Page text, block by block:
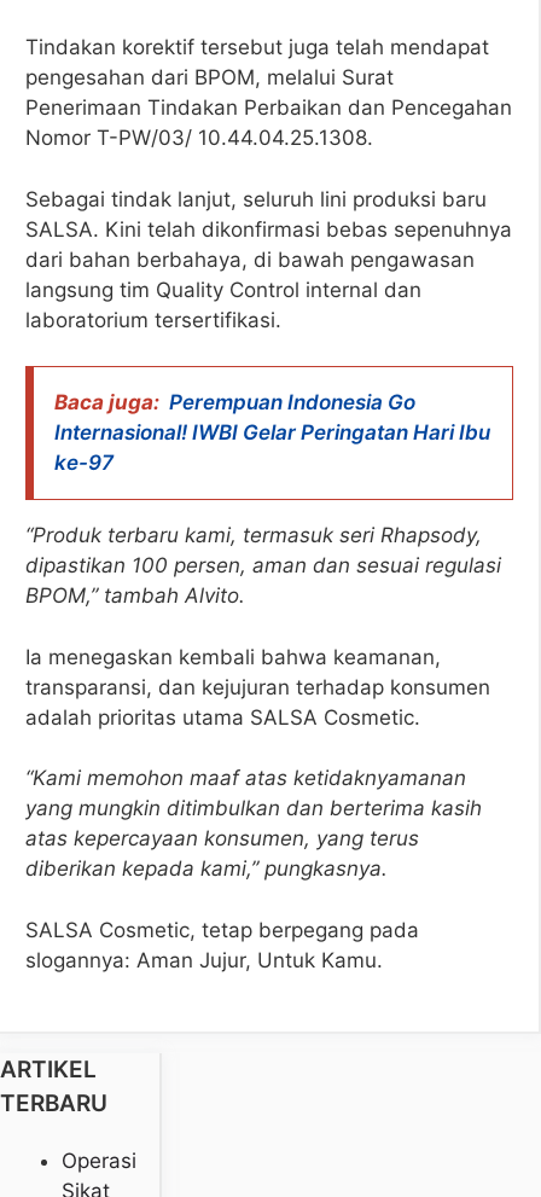
Tindakan korektif tersebut juga telah mendapat
pengesahan dari BPOM, melalui Surat
Penerimaan Tindakan Perbaikan dan Pencegahan
Nomor T-PW/03/ 10.44.04.25.1308.
Sebagai tindak lanjut, seluruh lini produksi baru
SALSA. Kini telah dikonfirmasi bebas sepenuhnya
dari bahan berbahaya, di bawah pengawasan
langsung tim Quality Control internal dan
laboratorium tersertifikasi.
Baca juga: Perempuan Indonesia Go
Internasional! IWBI Gelar Peringatan Hari Ibu
ke-97
“Produk terbaru kami, termasuk seri Rhapsody,
dipastikan 100 persen, aman dan sesuai regulasi
BPOM,” tambah Alvito.
Ia menegaskan kembali bahwa keamanan,
transparansi, dan kejujuran terhadap konsumen
adalah prioritas utama SALSA Cosmetic.
“Kami memohon maaf atas ketidaknyamanan
yang mungkin ditimbulkan dan berterima kasih
atas kepercayaan konsumen, yang terus
diberikan kepada kami,” pungkasnya.
SALSA Cosmetic, tetap berpegang pada
slogannya: Aman Jujur, Untuk Kamu.
ARTIKEL
TERBARU
Operasi
Sikat